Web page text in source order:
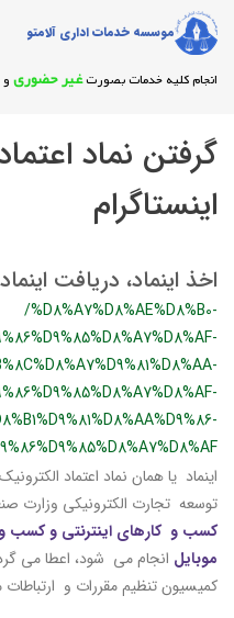
موسسه خدمات اداری آلامتو
انجام کلیه خدمات بصورتغیر حضوری
گرفتن نماد
اینستاگرام
اخذ اینماد، دریافت
/%D8%A7%D8%AE%D8%B0-
اینماد یا همان نماد اعتماد
توسعه تجارت الکترونیکی وزارت
کسب و کارهای اینترنتی و کسب
موبایل
کمیسیون تنظیم مقررات و ارتباطات مصوب 5/12/1397 دو